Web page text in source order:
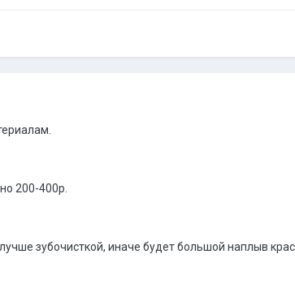
200-400р.
зубочисткой, иначе будет большой наплыв